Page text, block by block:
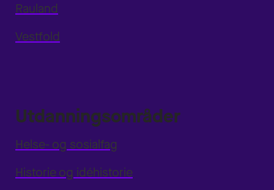
Rauland
Vestfold
Utdanningsområder
Helse- og sosialfag
Historie og idéhistorie